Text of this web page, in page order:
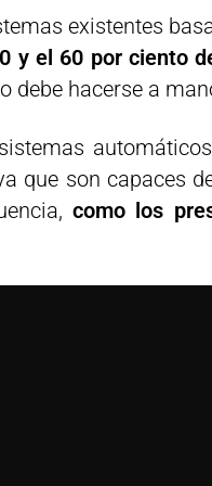
existentes
y el 60 por ciento
debe hacerse a
que son capaces
como los